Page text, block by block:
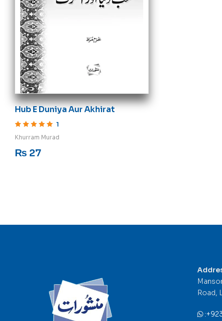
Hub E Duniya Aur Akhirat
1
Khurram Murad
₨ 27
Road,
: